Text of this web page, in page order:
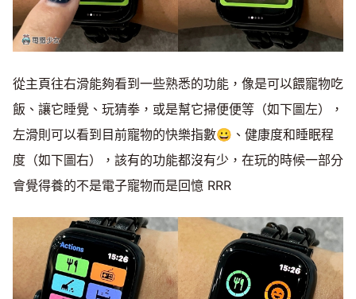
從主頁往右滑能夠看到一些熟悉的功能，像是可以餵寵物吃
飯、讓它睡覺、玩猜拳，或是幫它掃便便等（如下圖左），
左滑則可以看到目前寵物的快樂指數😀、健康度和睡眠程
度（如下圖右），該有的功能都沒有少，在玩的時候一部分
會覺得養的不是電子寵物而是回憶 RRR